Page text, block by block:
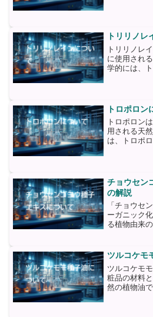
まず、ビタ
トリリノレ
トリリノレ
に使用され
学的には、
リノレイン
トロポロン
トロポロン
用される天
は、トロポ
より、化粧
チョウセン
の解説
「チョウセ
ーガニック
る植物由来
れます。チ
中心に広く
ツルコケモ
ツルコケモ
粧品の材料
然の植物油